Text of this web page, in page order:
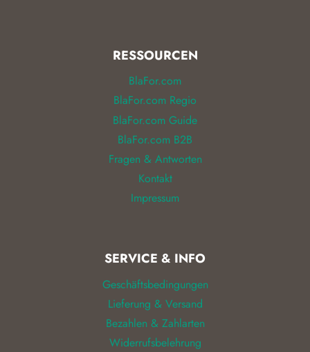
RESSOURCEN
BlaFor.com
BlaFor.com Regio
BlaFor.com Guide
BlaFor.com B2B
Fragen & Antworten
Kontakt
Impressum
SERVICE & INFO
Geschäftsbedingungen
Lieferung & Versand
Bezahlen & Zahlarten
Widerrufsbelehrung